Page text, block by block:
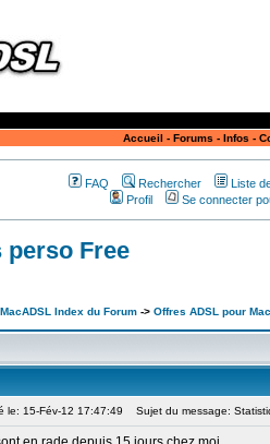
Accueil - Forums - Infos -
FAQ Rechercher
Liste
Profil
Se connecter
perso Free
MacADSL Index du Forum -> Offres ADSL pour
le: 15-Fév-12 17:47:49 Sujet du message: